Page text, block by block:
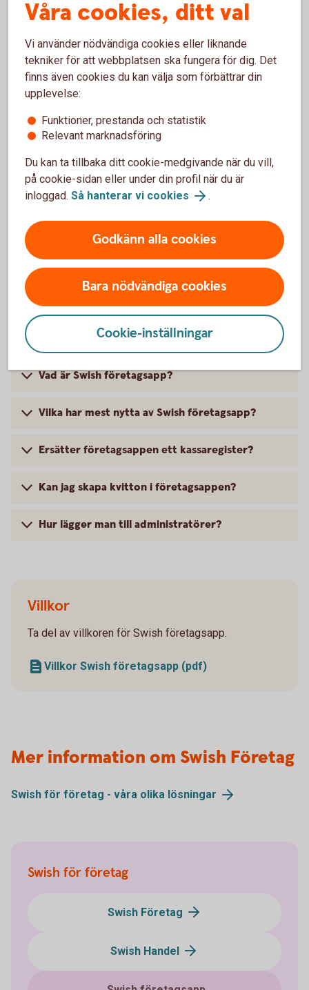
Så fungerar företagsappen (Swish Handel)
Varning för bedrägeri
bedragare visar en falsk bekräftelsevy vid
betalningar. Rekommendationen är att skaffa Swish
företagsapp där ni kan se inkomna betalningar i
Swish företagsapp – frågor och
svar
Vad är Swish företagsapp?
Vilka har mest nytta av Swish företagsapp?
Ersätter företagsappen ett kassaregister?
Kan jag skapa kvitton i företagsappen?
Hur lägger man till administratörer?
Villkor
Ta del av villkoren för Swish företagsapp.
Villkor Swish företagsapp (pdf)
Mer information om Swish Företag
Swish för företag - våra olika lösningar
Swish för företag
Swish Företag
Swish Handel
Våra cookies, ditt val
Vi använder nödvändiga cookies eller liknande
tekniker för att webbplatsen ska fungera för dig. Det
finns även cookies du kan välja som förbättrar din
upplevelse:
Funktioner, prestanda och statistik
Relevant marknadsföring
Du kan ta tillbaka ditt cookie-medgivande när du vill,
på cookie-sidan eller under din profil när du är
inloggad. Så hanterar vi cookies .
Godkänn alla cookies
Bara nödvändiga cookies
Cookie-inställningar